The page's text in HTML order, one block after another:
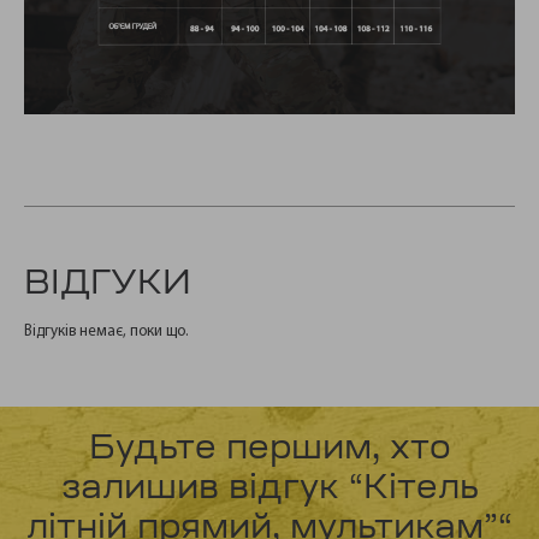
ВІДГУКИ
Відгуків немає, поки що.
Будьте першим, хто
залишив відгук “Кітель
літній прямий, мультикам”“